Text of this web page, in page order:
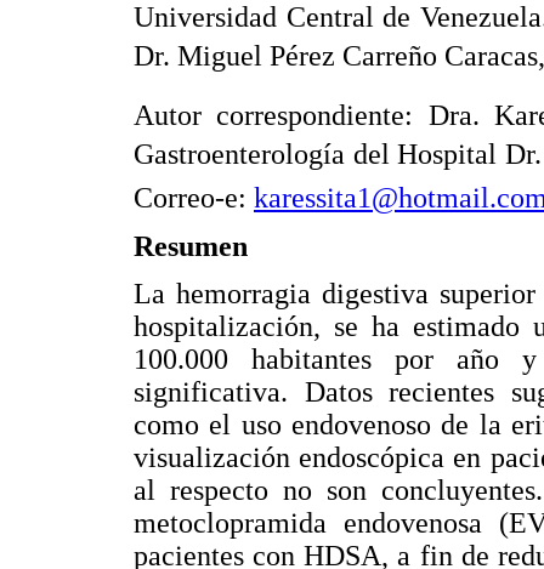
Universidad Central de
Dr. Miguel Pérez Carreño
Autor correspondiente: Dra.
Gastroenterología del Hospital
Correo-e:
Resumen
La hemorragia digestiva
hospitalización, se ha
100.000 habitantes por año
significativa. Datos recientes
como el uso endovenoso de la
visualización endoscópica en
al respecto no son
metoclopramida endovenosa
pacientes con HDSA, a fin de